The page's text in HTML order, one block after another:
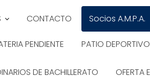
CONTACTO Socios A.M.P.A.
PENDIENTE PATIO
DE BACHILLERATO OFERTA